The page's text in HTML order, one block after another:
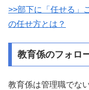
>>部下に「任せる」
の任せ方とは？
教育係のフォロ
教育係は管理職でな